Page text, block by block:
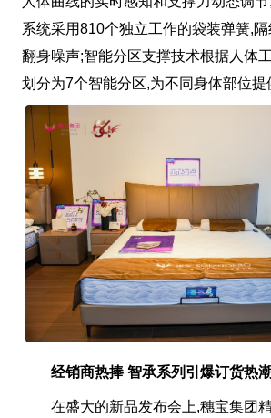
系统采用810个独立工作的袋装弹簧,
翻身噪声;智能分区支撑技术根据人体
划分为7个智能分区,为不同身体部位提
经销商热捧 智承系列引爆订货热潮
在盛大的新品发布会上,穗宝集团